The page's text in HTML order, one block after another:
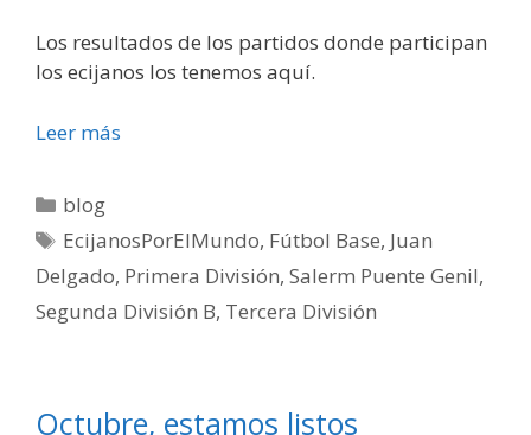
Los resultados de los partidos donde participan
los ecijanos los tenemos aquí.
Leer más
blog
EcijanosPorElMundo, Fútbol Base, Juan
Delgado, Primera División, Salerm Puente Genil,
Segunda División B, Tercera División
Octubre, estamos listos